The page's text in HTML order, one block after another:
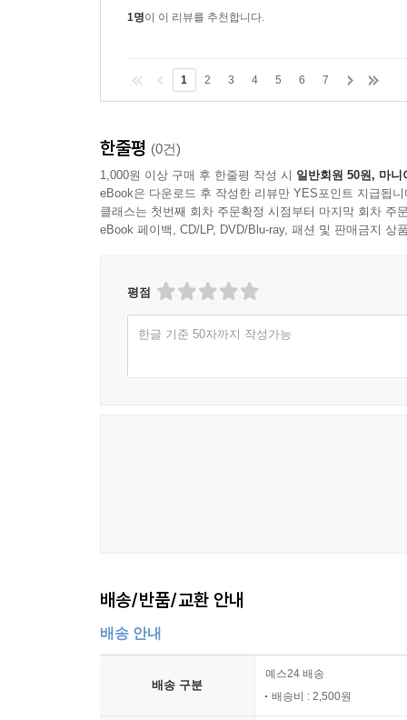
1명이 이 리뷰를 추천합니다.
1 2 3 4 5 6 7
한줄평 (0건)
1,000원 이상 구매 후 한줄평 작성 시 일반회원 50원, 마니
eBook은 다운로드 후 작성한 리뷰만 YES포인트 지급됩니
클래스는 첫번째 회차 주문확정 시점부터 마지막 회차 주
eBook 페이백, CD/LP, DVD/Blu-ray, 패션 및 판매금지 상
평점
한글 기준 50자까지 작성가능
배송/반품/교환 안내
배송 안내
배송 구분
예스24 배송
배송비 : 2,500원